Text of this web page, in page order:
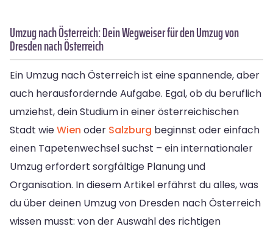
Umzug nach Österreich: Dein Wegweiser für den Umzug von
Dresden nach Österreich
Ein Umzug nach Österreich ist eine spannende, aber
auch herausfordernde Aufgabe. Egal, ob du beruflich
umziehst, dein Studium in einer österreichischen
Stadt wieWien oder Salzburg beginnst oder einfach
einen Tapetenwechsel suchst – ein internationaler
Umzug erfordert sorgfältige Planung und
Organisation. In diesem Artikel erfährst du alles, was
du über deinen Umzug von Dresden nach Österreich
wissen musst: von der Auswahl des richtigen